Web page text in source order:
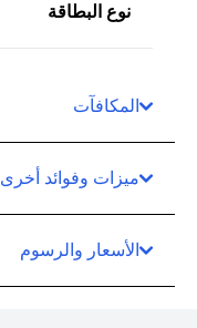
نوع البطاقة
المكافآت
ميزات وفوائد أخرى
الأسعار والرسوم